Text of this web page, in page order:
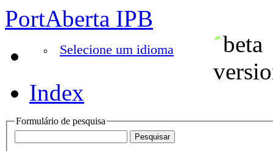
PortAberta IPB
Selecione um idioma
Index
Formulário de pesquisa